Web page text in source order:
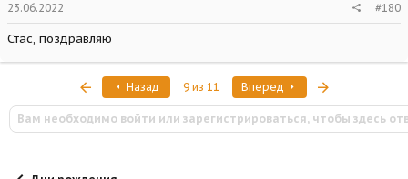
23.06.2022 #180
Стас, поздравляю
ПервыйНазад 9 из 11 Вперед
Вам необходимо войти или зарегистрироваться, чтобы здесь